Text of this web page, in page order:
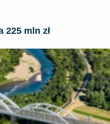
225 mln zł